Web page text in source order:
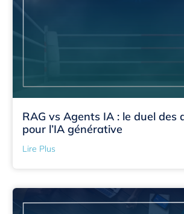
RAG vs Agents IA : le duel des
pour l’IA générative
Lire Plus